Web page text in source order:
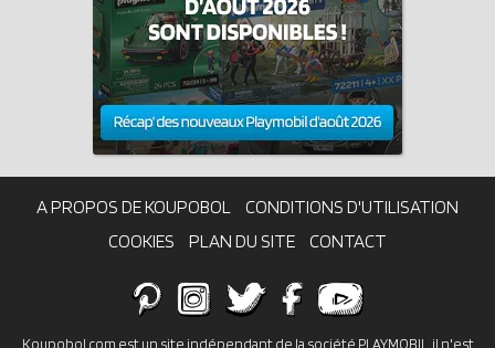
A PROPOS DE KOUPOBOL
CONDITIONS D'UTILISATION
COOKIES
PLAN DU SITE CONTACT
Koupobol.com est un site indépendant de la société PLAYMOBIL, il n'est